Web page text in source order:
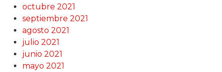
octubre 2021
septiembre 2021
agosto 2021
julio 2021
junio 2021
mayo 2021